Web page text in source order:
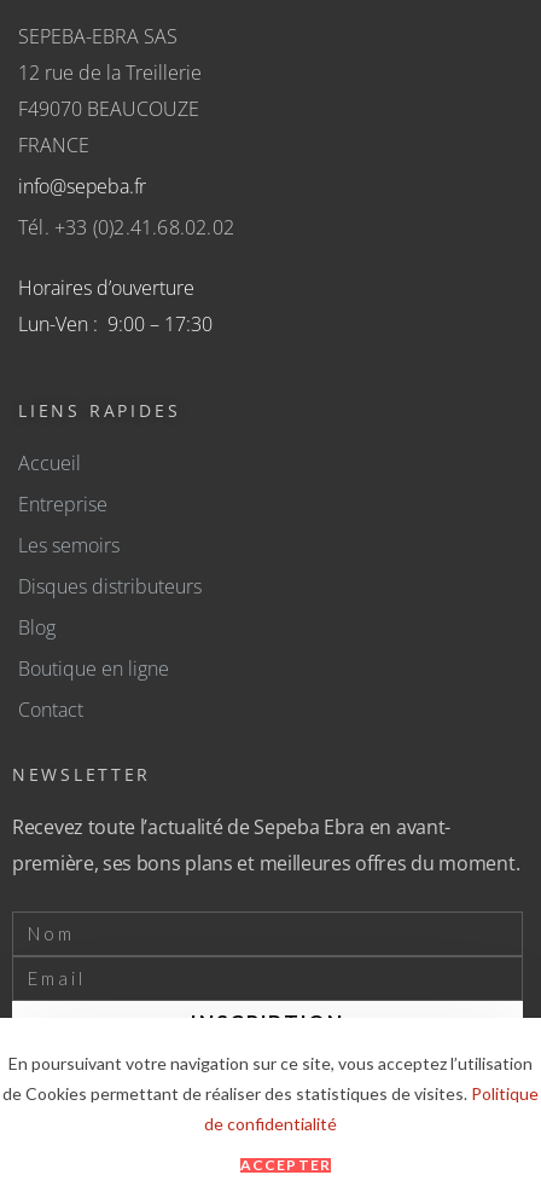
SEPEBA-EBRA SAS
12 rue de la Treillerie
F49070 BEAUCOUZE
FRANCE
info@sepeba.fr
Tél. +33 (0)2.41.68.02.02
Horaires d’ouverture
Lun-Ven : 9:00 – 17:30
LIENS RAPIDES
Accueil
Entreprise
Les semoirs
Disques distributeurs
Blog
Boutique en ligne
Contact
NEWSLETTER
Recevez toute l’actualité de Sepeba Ebra en avant-
première, ses bons plans et meilleures offres du moment.
INSCRIPTION
© 2024 Ebra. Tous droits réservés. |Mentions légales
Politique de Confidentialité
En poursuivant votre navigation sur ce site, vous acceptez l’utilisation
de Cookies permettant de réaliser des statistiques de visites. Politique
de confidentialité
ACCEPTER